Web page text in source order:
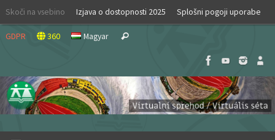
Skip
content
Skoči na vsebino Izjava o dostopnosti 2025 Splošni pogoji uporabe
GDPR 360 Magyar Search